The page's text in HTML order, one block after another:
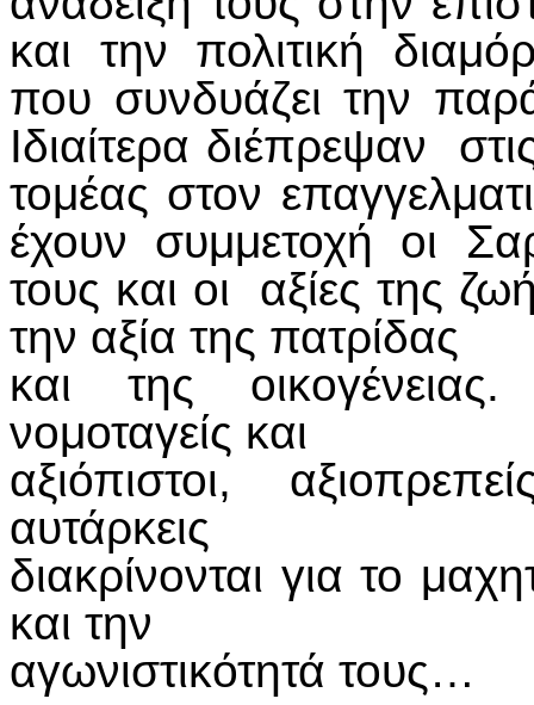
και την πολιτική
που συνδυάζει την
Ιδιαίτερα διέπρεψαν
τομέας στον
έχουν συμμετοχή οι
τους και οι αξίες της
την αξία της πατρίδας
και της
νομοταγείς και
αξιόπιστοι,
αυτάρκεις
διακρίνονται για το
και την
αγωνιστικότητά τους…